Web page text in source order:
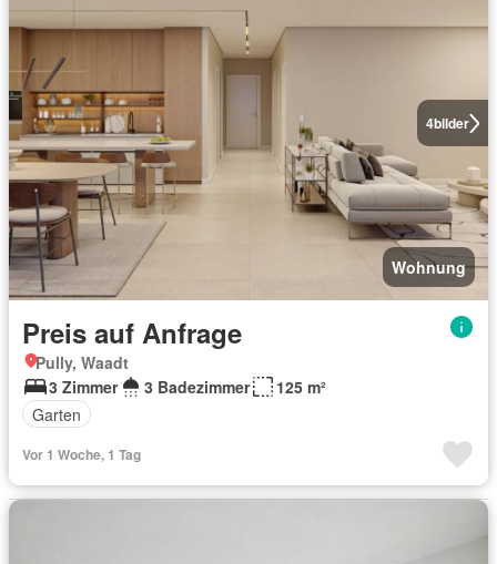
4bilder
Wohnung
Preis auf Anfrage
Pully, Waadt
3 Zimmer
3 Badezimmer
125 m²
Garten
Vor 1 Woche, 1 Tag